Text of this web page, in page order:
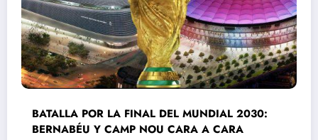
BATALLA POR LA FINAL DEL MUNDIAL 2030:
BERNABÉU Y CAMP NOU CARA A CARA